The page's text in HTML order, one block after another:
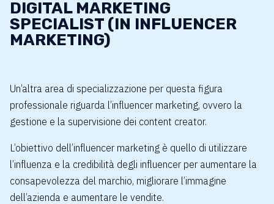
DIGITAL MARKETING
SPECIALIST (IN INFLUENCER
MARKETING)
Un’altra area di specializzazione per questa figura
professionale riguarda l’influencer marketing, ovvero la
gestione e la supervisione dei content creator.
L’obiettivo dell’influencer marketing è quello di utilizzare
l’influenza e la credibilità degli influencer per aumentare la
consapevolezza del marchio, migliorare l’immagine
dell’azienda e aumentare le vendite.